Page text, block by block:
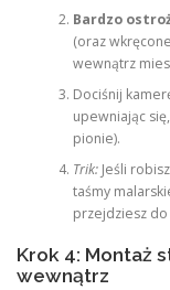
Bardzo
(oraz
wewnątrz
Dociśnij
upewniając
pionie).
Trik:Jeśli
taśmy
przejdziesz
Krok 4: Montaż
wewnątrz